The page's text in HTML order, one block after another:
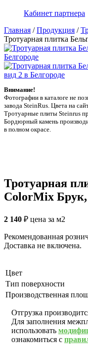
Кабинет партнера
Главная /Продукция /
Тротуарная плитка
Внимание!
Фотографии в каталоге не
заводa SteinRus. Цвета на
Тротуарные плиты Steinrus
Бордюрный камень
в полном окрасе.
Тротуарная
ColorMix
2 140 ₽ цена за м2
Рекомендованная
Доставка не включена.
Цвет
Тип поверхности
Производственная
Отгрузка
Для заполнения
использовать
ознакомиться с